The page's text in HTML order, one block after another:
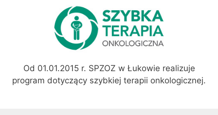
Od 01.01.2015 r. SPZOZ w Łukowie realizuje
program dotyczący szybkiej terapii onkologicznej.